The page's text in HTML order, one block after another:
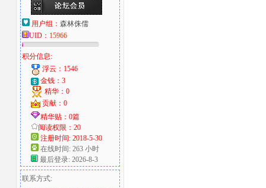
用户组： 森林侏儒
UID： 15966
积分信息:
浮云：1546
金钱：3
精华：0
贡献：0
精华贴：0篇
阅读权限：20
注册时间: 2018-5-30
在线时间: 263 小时
最后登录: 2026-8-3
联系方式: